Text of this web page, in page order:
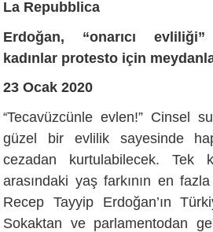
La Repubblica
Erdoğan, “onarıcı
kadınlar protesto için
23 Ocak 2020
“Tecavüzcünle evlen!” Cinsel
güzel bir evlilik sayesinde
cezadan kurtulabilecek. Tek
arasındaki yaş farkının en
Recep Tayyip Erdoğan’ın
Sokaktan ve parlamentodan